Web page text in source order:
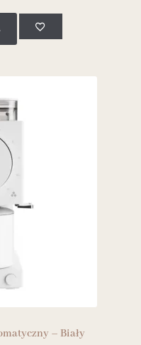
– Biały